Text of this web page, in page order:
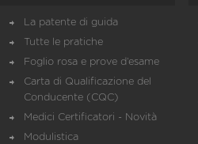
La patente di guida
Tutte le pratiche
Foglio rosa e prove d’esame
Carta di Qualificazione del
Conducente (CQC)
Medici Certificatori - Novità
Modulistica